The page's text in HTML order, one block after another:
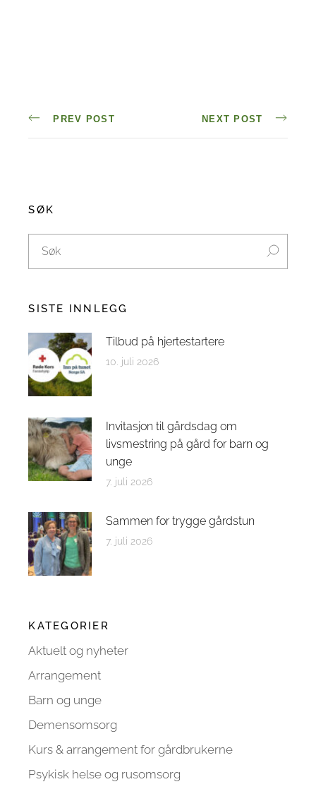
PREV POST NEXT POST
SØK
SISTE INNLEGG
Tilbud på hjertestartere
10. juli 2026
Invitasjon til gårdsdag om
livsmestring på gård for barn og
unge
7. juli 2026
Sammen for trygge gårdstun
7. juli 2026
KATEGORIER
Aktuelt og nyheter
Arrangement
Barn og unge
Demensomsorg
Kurs & arrangement for gårdbrukerne
Psykisk helse og rusomsorg